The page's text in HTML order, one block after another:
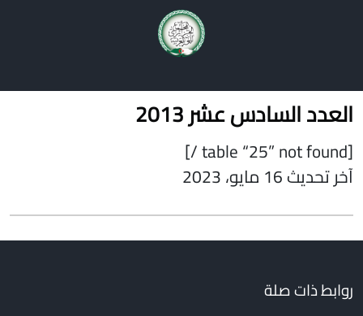
العدد السادس عشر 2013
[table “25” not found /]
آخر تحديث 16 مايو، 2023
روابط ذات صلة